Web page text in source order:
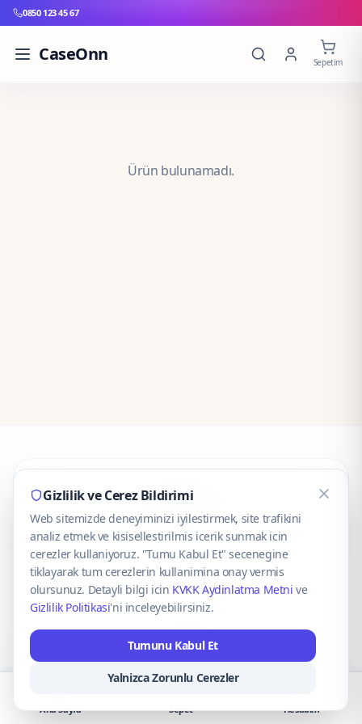
0850 123 45 67
CaseOnn Sepetim
Ürün bulunamadı.
CaseOnn
© 2025 CaseOnn. Tüm hakları saklıdır.
VISA Mastercard
Gizlilik ve Cerez Bildirimi
Web sitemizde deneyiminizi iyilestirmek, site trafikini
analiz etmek ve kisisellestirilmis icerik sunmak icin
cerezler kullaniyoruz. "Tumu Kabul Et" secenegine
tiklayarak tum cerezlerin kullanimina onay vermis
olursunuz. Detayli bilgi icin KVKK Aydinlatma Metni ve
Gizlilik Politikasi'ni inceleyebilirsiniz.
Tumunu Kabul Et
Yalnizca Zorunlu Cerezler
Ana Sayfa Sepet Hesabım